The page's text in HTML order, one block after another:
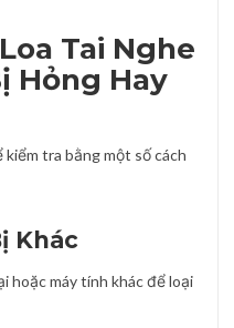
Tai Nghe
Hỏng Hay
tra bằng một số cách
Khác
hoặc máy tính khác để loại